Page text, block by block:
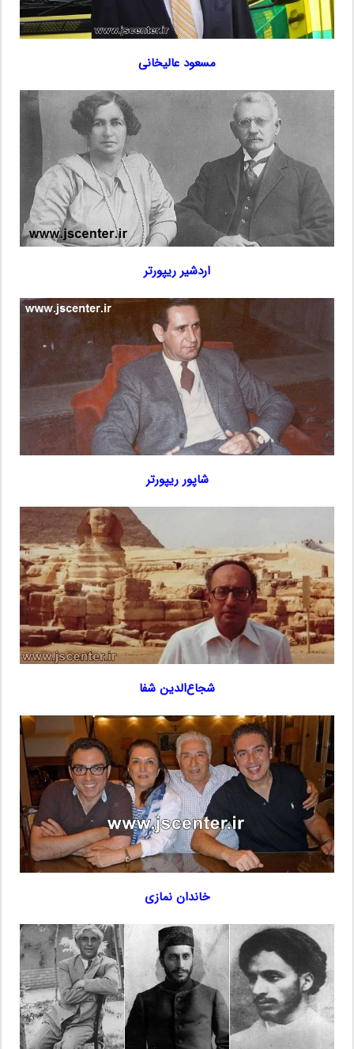
مسعود عالیخانی
اردشیر ریپورتر
شاپور ریپورتر
شجاع‌الدین شفا
خاندان نمازی